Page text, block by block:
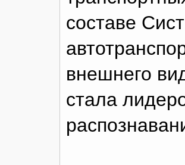
составе
внешнего
стала